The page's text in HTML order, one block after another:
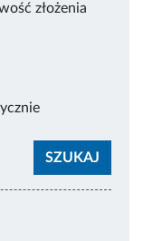
złożenia